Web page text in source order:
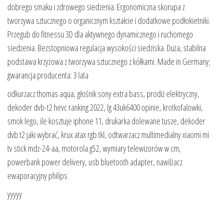
dobrego smaku i zdrowego siedzenia. Ergonomiczna skorupa z
tworzywa sztucznego o organicznym kształcie i dodatkowe podłokietniki.
Przegub do fitnessu 3D dla aktywnego dynamicznego i ruchomego
siedzenia. Bezstopniowa regulacja wysokości siedziska. Duża, stabilna
podstawa krzyżowa z tworzywa sztucznego z kółkami. Made in Germany;
gwarancja producenta: 3 lata
odkurzacz thomas aqua, głośnik sony extra bass, prodiż elektryczny,
dekoder dvb-t2 hevc ranking 2022, lg 43uk6400 opinie, krotkofalowki,
smok lego, ile kosztuje iphone 11, drukarka dolewane tusze, dekoder
dvb t2 jaki wybrać, krux atax rgb tkl, odtwarzacz multimedialny xiaomi mi
tv stick mdz-24-aa, motorola g52, wymiary telewizorów w cm,
powerbank power delivery, usb bluetooth adapter, nawilżacz
ewaporacyjny philips
yyyyy